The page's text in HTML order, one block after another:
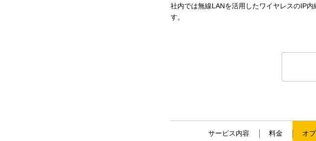
社内では無線LANを活用したワイヤレスのIP
す。
サービス内容 料金 オ